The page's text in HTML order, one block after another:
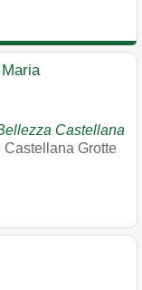
Castellana
Castellana Grotte